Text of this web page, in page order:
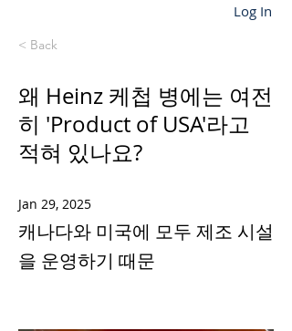
Log In
< Back
왜 Heinz 케첩 병에는 여전
히 'Product of USA'라고
적혀 있나요?
Jan 29, 2025
캐나다와 미국에 모두 제조 시설
을 운영하기 때문